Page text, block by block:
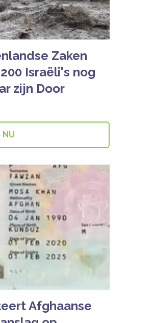
Zaken
Israëli's nog
zijn Door
NU
Afghaanse